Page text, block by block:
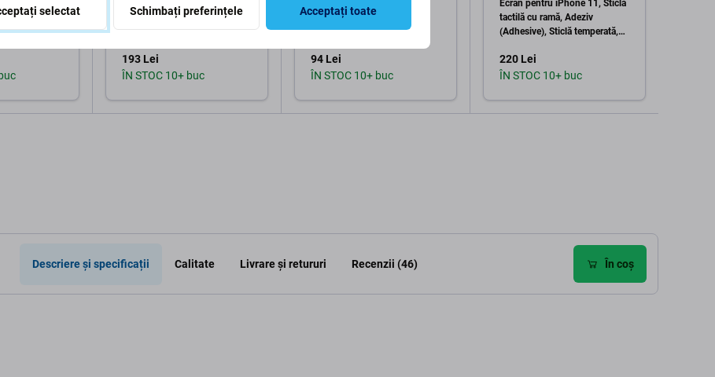
pentru
tactilă cu
Sticlă
tactilă cu ramă, Refurbished
193 Lei
ÎN STOC 10+ buc
iPhone 11, Sticlă tactilă cu
ramă
94 Lei
ÎN STOC 10+ buc
Ecran pentru iPhone 11, Sticlă
tactilă cu ramă, Adeziv
(Adhesive), Sticlă temperată,
220 Lei
ÎN STOC 10+ buc
Descriere și specificații Calitate Livrare și retururi Recenzii (46) În coș
selectat Schimbați preferințele Acceptați toate